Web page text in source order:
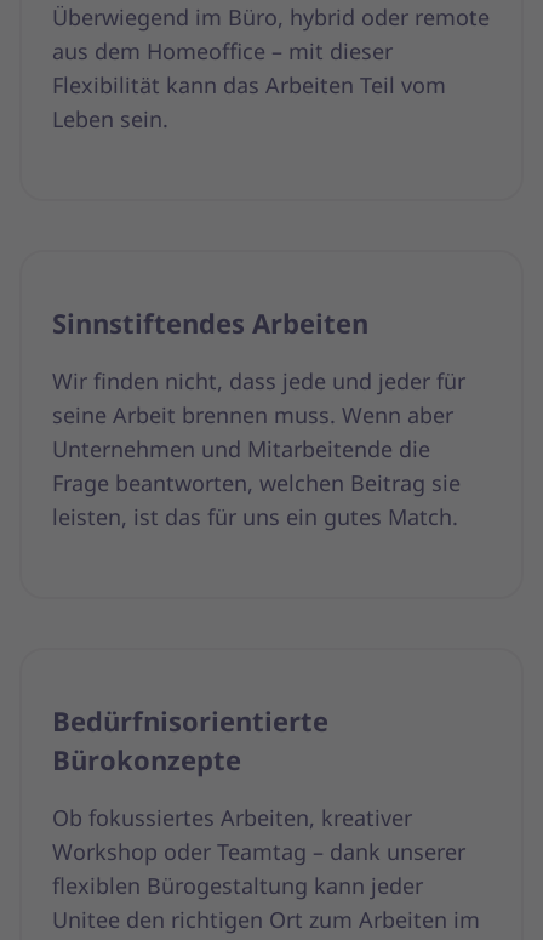
Überwiegend im Büro, hybrid oder remote
aus dem Homeoffice – mit dieser
Flexibilität kann das Arbeiten Teil vom
Leben sein.
Sinnstiftendes Arbeiten
Wir finden nicht, dass jede und jeder für
seine Arbeit brennen muss. Wenn aber
Unternehmen und Mitarbeitende die
Frage beantworten, welchen Beitrag sie
leisten, ist das für uns ein gutes Match.
Bedürfnisorientierte
Bürokonzepte
Ob fokussiertes Arbeiten, kreativer
Workshop oder Teamtag – dank unserer
flexiblen Bürogestaltung kann jeder
Unitee den richtigen Ort zum Arbeiten im